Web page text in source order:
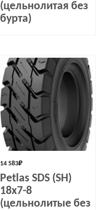
(цельнолитая без
бурта)
14 583₽
Petlas SDS (SH)
18x7-8
(цельнолитые без